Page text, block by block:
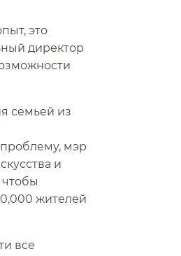
это
директор
семьей из
мэр
и
жителей
все